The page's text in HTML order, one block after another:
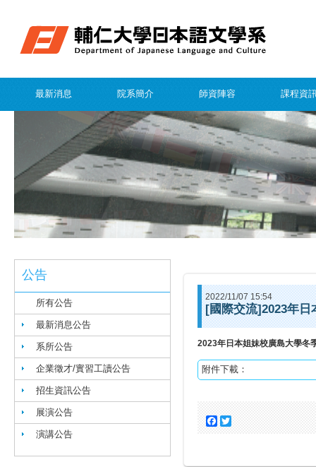
最新消息 院系簡介 師資陣容 課程資
公告
所有公告
最新消息公告
系所公告
企業徵才/實習工讀公告
招生資訊公告
展演公告
演講公告
2022/11/07 15:54
[國際交流]2023年日
2023年日本姐妹校廣島大學冬
附件下載：
Facebook